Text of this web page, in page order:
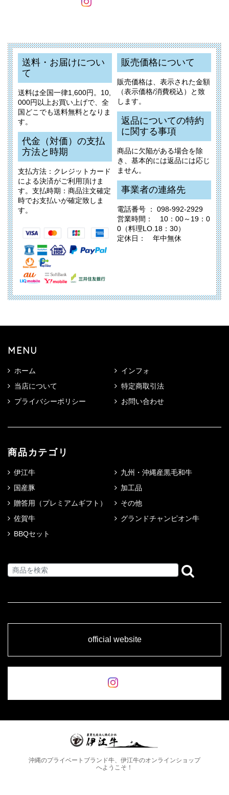
送料・お届けについ
て
送料は全国一律1,600円。10,
000円以上お買い上げで、全
国どこでも送料無料となりま
す。
代金（対価）の支払
方法と時期
支払方法：クレジットカード
による決済がご利用頂けま
す。支払時期：商品注文確定
時でお支払いが確定致しま
す。
販売価格について
販売価格は、表示された金額
（表示価格/消費税込）と致
します。
返品についての特約
に関する事項
商品に欠陥がある場合を除
き、基本的には返品には応じ
ません。
事業者の連絡先
電話番号 ： 098-992-2929
営業時間： 10：00～19：0
0（料理LO.18：30）
定休日： 年中無休
MENU
ホーム
インフォ
当店について
特定商取引法
プライバシーポリシー
お問い合わせ
商品カテゴリ
伊江牛
九州・沖縄産黒毛和牛
国産豚
加工品
贈答用（プレミアムギフト）
その他
佐賀牛
グランドチャンピオン牛
BBQセット
official website
沖縄のプライベートブランド牛、伊江牛のオンラインショップ
へようこそ！